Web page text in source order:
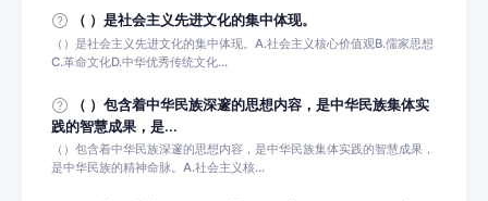
（ ）是社会主义先进文化的集中体现。
（）是社会主义先进文化的集中体现。A.社会主义核心价值观B.儒家思想
C.革命文化D.中华优秀传统文化...
（ ）包含着中华民族深邃的思想内容，是中华民族集体实
践的智慧成果，是...
（）包含着中华民族深邃的思想内容，是中华民族集体实践的智慧成果，
是中华民族的精神命脉。A.社会主义核...